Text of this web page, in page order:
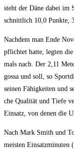
steht der Däne dabei
schnitt­lich 10,0 Punk­te,
Nach­dem man Ende
pflich­tet hat­te, leg­ten
mals nach. Der 2,11
gos­sa und soll, so
sei­nen Fähig­kei­ten und
che Qua­li­tät und Tie­fe
Ein­satz, von denen die
Nach Mark Smith und
meis­ten Ein­satz­mi­nu­ten